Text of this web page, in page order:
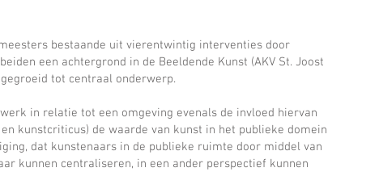
bestaande uit vierentwintig interventies door
een achtergrond in de Beeldende Kunst (AKV St. Joost
tot centraal onderwerp.
in relatie tot een omgeving evenals de invloed hiervan
kunstcriticus) de waarde van kunst in het publieke domein
dat kunstenaars in de publieke ruimte door middel van
kunnen centraliseren, in een ander perspectief kunnen